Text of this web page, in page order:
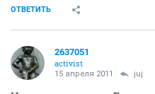
ОТВЕТИТЬ
2637051
activist
15 апреля 2011 juj